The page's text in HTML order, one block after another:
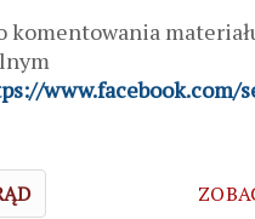
komentowania
www.facebook.com/